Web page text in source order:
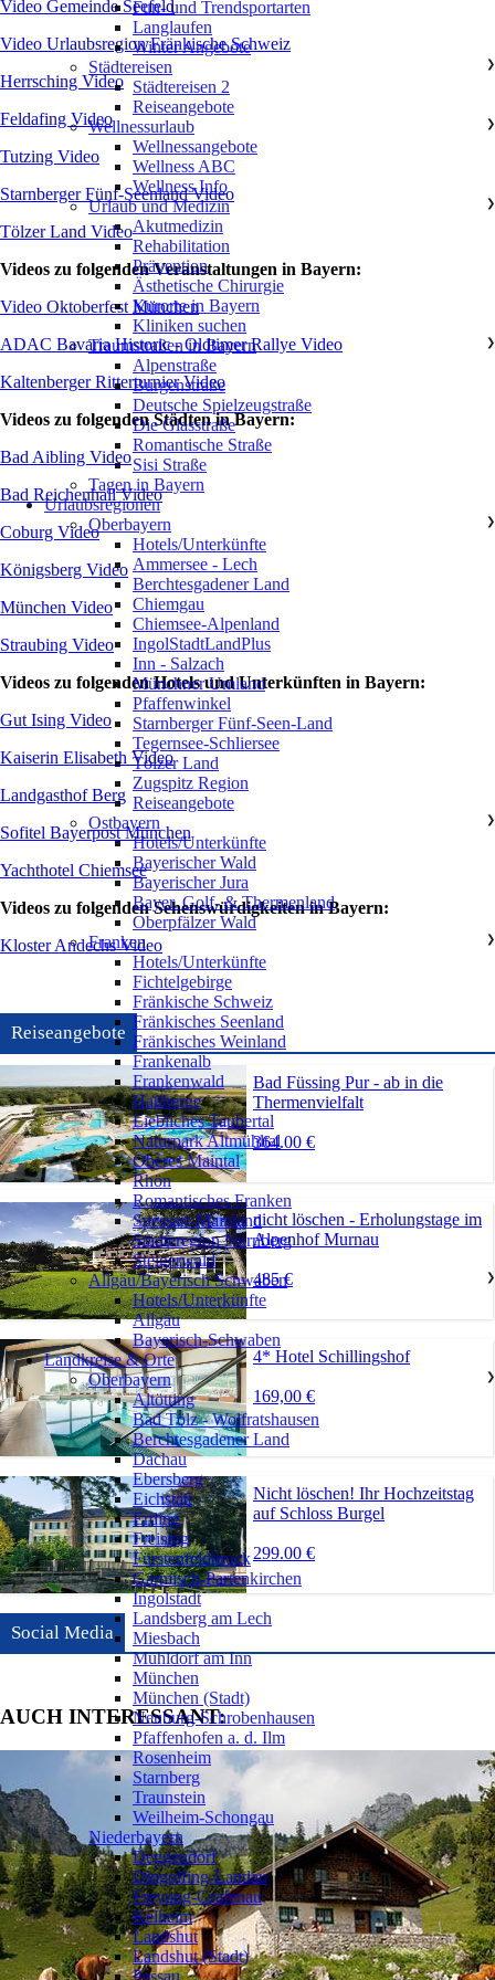
Video Gemeinde Seefeld
Video Urlaubsregion Fränkische Schweiz
Herrsching Video
Feldafing Video
Tutzing Video
Starnberger Fünf-Seenland Video
Tölzer Land Video
Videos zu folgenden Veranstaltungen in Bayern:
Video Oktoberfest München
ADAC Bavaria Historic - Oldtimer Rallye Video
Kaltenberger Ritterturnier Video
Videos zu folgenden Städten in Bayern:
Bad Aibling Video
Bad Reichenhall Video
Coburg Video
Königsberg Video
München Video
Straubing Video
Videos zu folgenden Hotels und Unterkünften in Bayern:
Gut Ising Video
Kaiserin Elisabeth Video
Landgasthof Berg
Sofitel Bayerpost München
Yachthotel Chiemsee
Videos zu folgenden Sehenswürdigkeiten in Bayern:
Kloster Andechs Video
Reiseangebote
Bad Füssing Pur - ab in die
Thermenvielfalt
364.00 €
nicht löschen - Erholungstage im
Alpenhof Murnau
485 €
4* Hotel Schillingshof
169,00 €
Nicht löschen! Ihr Hochzeitstag
auf Schloss Burgel
299.00 €
Social Media
AUCH INTERESSANT:
Fun- und Trendsportarten
Langlaufen
Winter Angebote
Städtereisen
❯
Städtereisen 2
Reiseangebote
Wellnessurlaub
❯
Wellnessangebote
Wellness ABC
Wellness Info
Urlaub und Medizin
❯
Akutmedizin
Rehabilitation
Prävention
Ästhetische Chirurgie
Kurorte in Bayern
Kliniken suchen
Traumstraßen in Bayern
❯
Alpenstraße
Burgenstraße
Deutsche Spielzeugstraße
Die Glasstraße
Romantische Straße
Sisi Straße
Tagen in Bayern
Urlaubsregionen
Oberbayern
❯
Hotels/Unterkünfte
Ammersee - Lech
Berchtesgadener Land
Chiemgau
Chiemsee-Alpenland
IngolStadtLandPlus
Inn - Salzach
Münchner Umland
Pfaffenwinkel
Starnberger Fünf-Seen-Land
Tegernsee-Schliersee
Tölzer Land
Zugspitz Region
Reiseangebote
Ostbayern
❯
Hotels/Unterkünfte
Bayerischer Wald
Bayerischer Jura
Bayer. Golf- & Thermenland
Oberpfälzer Wald
Franken
❯
Hotels/Unterkünfte
Fichtelgebirge
Fränkische Schweiz
Fränkisches Seenland
Fränkisches Weinland
Frankenalb
Frankenwald
Haßberge
Liebliches Taubertal
Naturpark Altmühltal
Oberes Maintal
Rhön
Romantisches Franken
Spessart-Mainland
Städteregion Nürnberg
Steigerwald
Allgäu/Bayerisch Schwaben
❯
Hotels/Unterkünfte
Allgäu
Bayerisch-Schwaben
Landkreise & Orte
Oberbayern
❯
Altötting
Bad Tölz - Wolfratshausen
Berchtesgadener Land
Dachau
Ebersberg
Eichstätt
Erding
Freising
Fürstenfeldbruck
Garmisch-Partenkirchen
Ingolstadt
Landsberg am Lech
Miesbach
Mühldorf am Inn
München
München (Stadt)
Neuburg-Schrobenhausen
Pfaffenhofen a. d. Ilm
Rosenheim
Starnberg
Traunstein
Weilheim-Schongau
Niederbayern
❯
Deggendorf
Dingolfing-Landau
Freyung-Grafenau
Kelheim
Landshut
Landshut (Stadt)
Passau